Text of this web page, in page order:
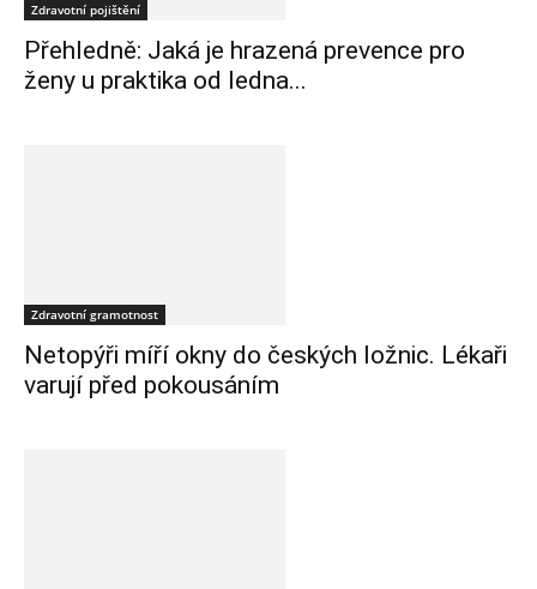
Zdravotní pojištění
Přehledně: Jaká je hrazená prevence pro
ženy u praktika od ledna...
Zdravotní gramotnost
Netopýři míří okny do českých ložnic. Lékaři
varují před pokousáním